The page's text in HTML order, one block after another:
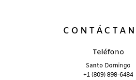
Teléfono
Santo Domingo
+1 (809) 898-6484